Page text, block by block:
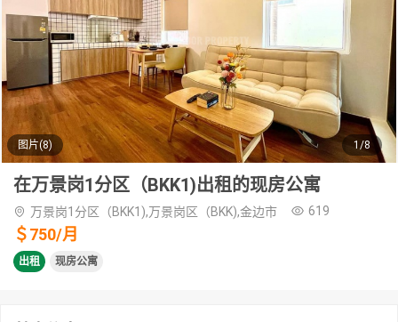
图片(8) 1/8
在万景岗1分区（BKK1)出租的现房公寓
万景岗1分区（BKK1),万景岗区（BKK),金边市 619
＄750/月
出租 现房公寓